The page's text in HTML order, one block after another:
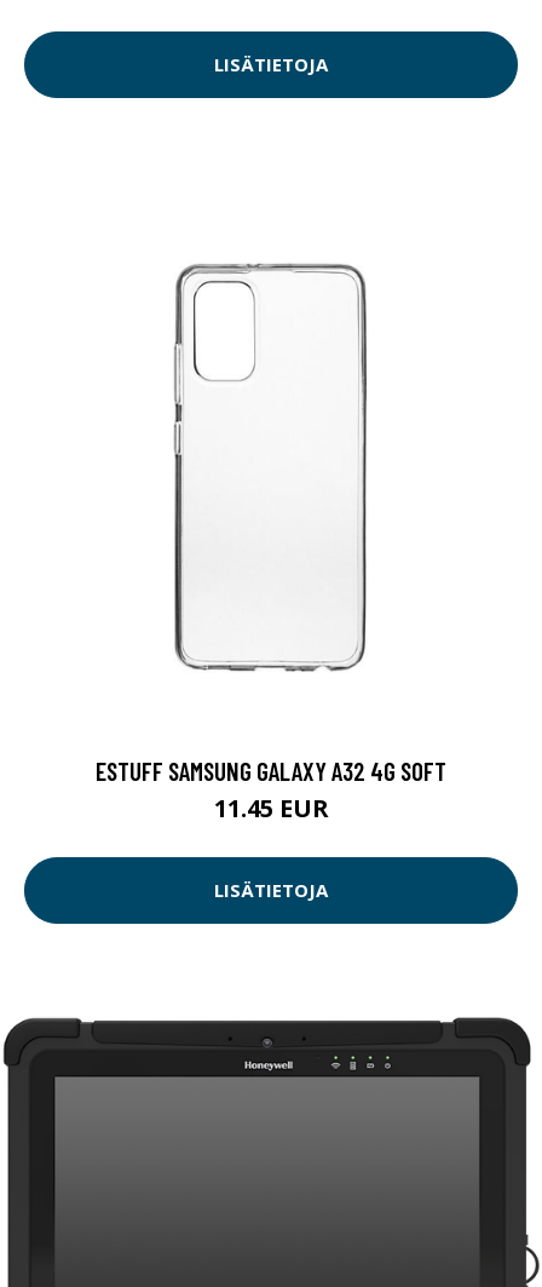
LISÄTIETOJA
ESTUFF SAMSUNG GALAXY A32 4G SOFT
11.45 EUR
LISÄTIETOJA